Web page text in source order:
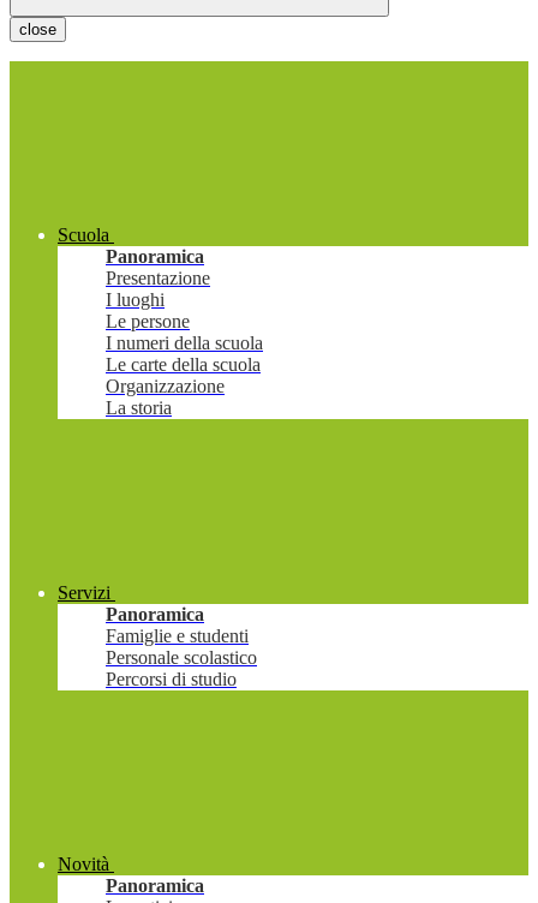
close
Scuola
Panoramica
Presentazione
I luoghi
Le persone
I numeri della scuola
Le carte della scuola
Organizzazione
La storia
Servizi
Panoramica
Famiglie e studenti
Personale scolastico
Percorsi di studio
Novità
Panoramica